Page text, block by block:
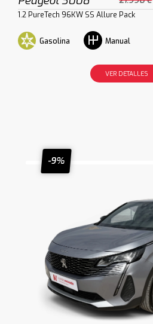
1.2 PureTech 96KW SS Allure Pack
Gasolina Manual
VER DETALLES
-9%